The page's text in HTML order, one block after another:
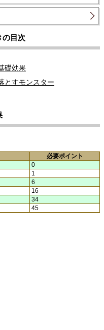
の目次
礎効果
とすモンスター
必要ポイント
0
1
6
16
34
45